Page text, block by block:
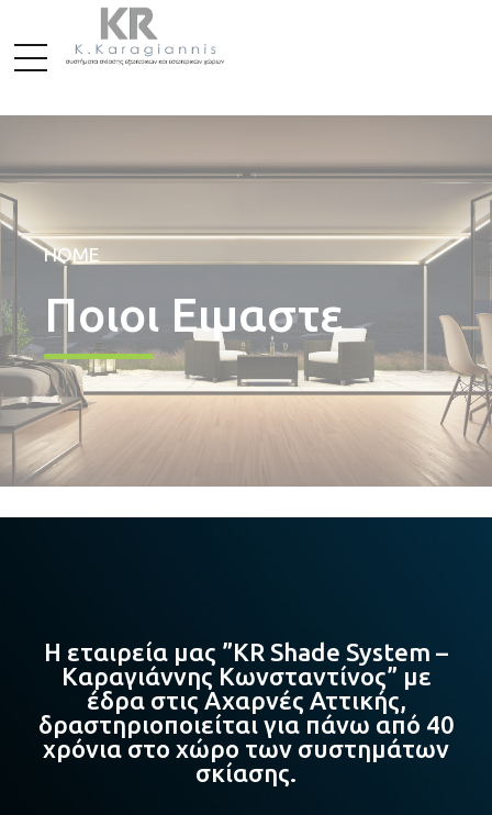
HOME
Ποιοι Ειμαστε
Η εταιρεία μας ”KR Shade System –
Καραγιάννης Κωνσταντίνος” με
έδρα στις Αχαρνές Αττικής,
δραστηριοποιείται για πάνω από 40
χρόνια στο χώρο των συστημάτων
σκίασης.